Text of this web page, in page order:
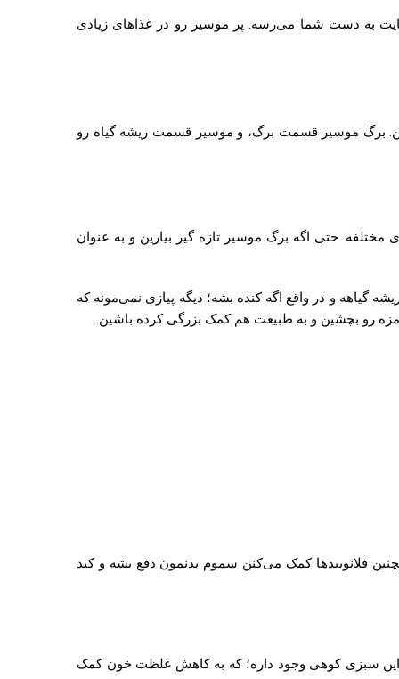
به دست شما می‌رسه. پر موسیر رو در غذاهای زیادی
برگ موسیر قسمت برگ، و موسیر قسمت ریشه گیاه رو
حتی اگه برگ موسیر تازه گیر بیارین و به عنوان
و در واقع اگه کنده بشه؛ دیگه پیازی نمی‌مونه که
مزه رو بچشین و به طبیعت هم کمک بزرگی کرده باشین.
فلانوییدها کمک می‌کنن سموم بدنمون دفع بشه و کبد
سبزی کوهی وجود داره؛ که به کاهش غلظت خون کمک